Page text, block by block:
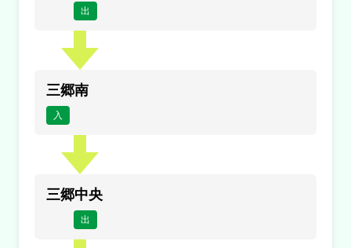
出
三郷南
入
三郷中央
出